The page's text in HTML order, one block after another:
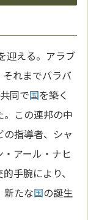
迎える。アラブ
れまでバラバ
同で国を築く
。この連邦の中
指導者、シャ
アール・ナヒ
手腕により、
新たな国の誕生